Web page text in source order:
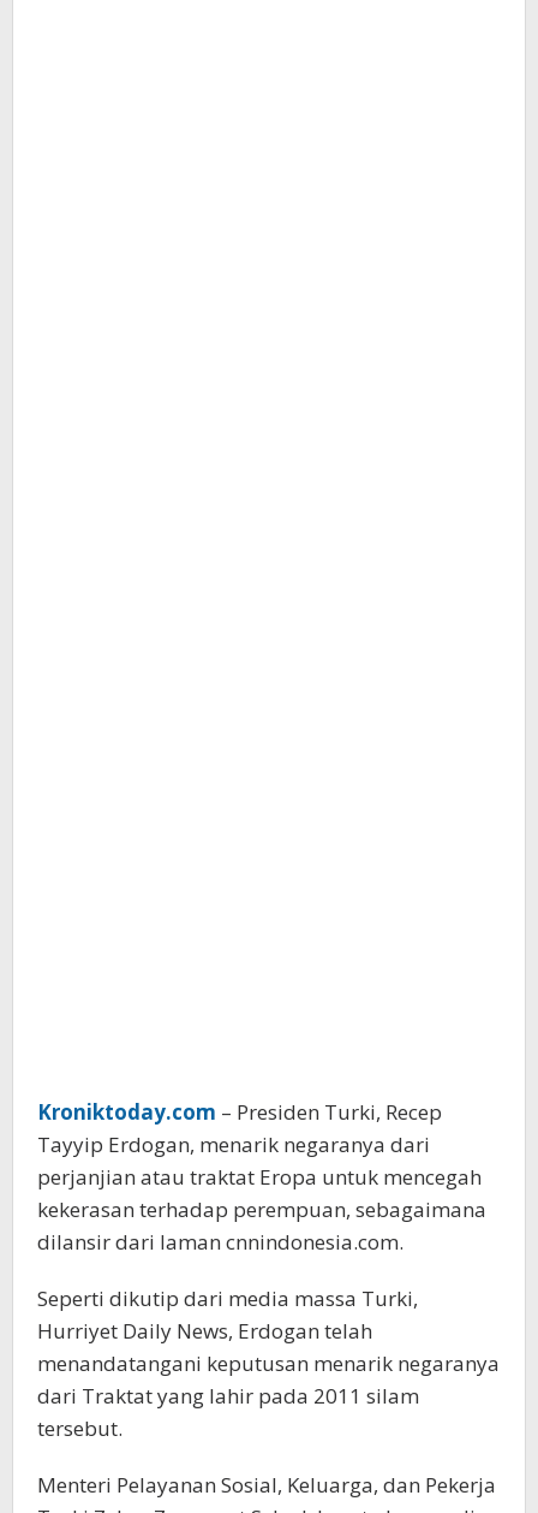
Kroniktoday.com – Presiden Turki, Recep
Tayyip Erdogan, menarik negaranya dari
perjanjian atau traktat Eropa untuk mencegah
kekerasan terhadap perempuan, sebagaimana
dilansir dari laman cnnindonesia.com.
Seperti dikutip dari media massa Turki,
Hurriyet Daily News, Erdogan telah
menandatangani keputusan menarik negaranya
dari Traktat yang lahir pada 2011 silam
tersebut.
Menteri Pelayanan Sosial, Keluarga, dan Pekerja